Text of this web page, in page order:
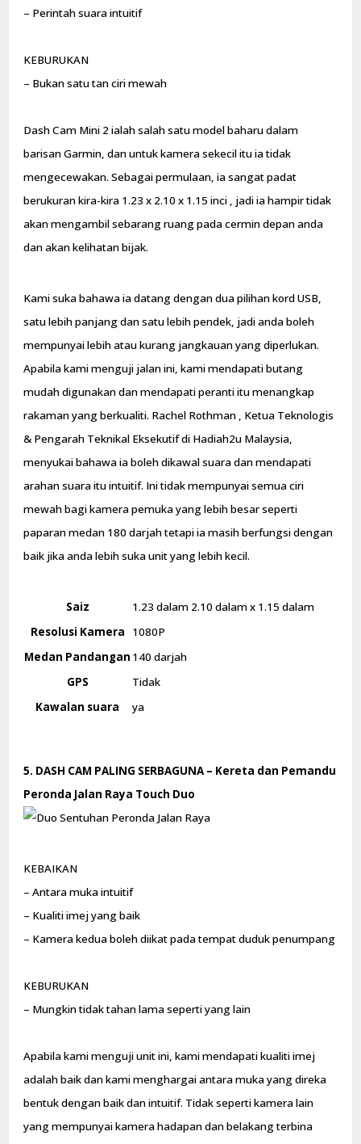
– Perintah suara intuitif
KEBURUKAN
– Bukan satu tan ciri mewah
Dash Cam Mini 2 ialah salah satu model baharu dalam
barisan Garmin, dan untuk kamera sekecil itu ia tidak
mengecewakan. Sebagai permulaan, ia sangat padat
berukuran kira-kira 1.23 x 2.10 x 1.15 inci , jadi ia hampir tidak
akan mengambil sebarang ruang pada cermin depan anda
dan akan kelihatan bijak.
Kami suka bahawa ia datang dengan dua pilihan kord USB,
satu lebih panjang dan satu lebih pendek, jadi anda boleh
mempunyai lebih atau kurang jangkauan yang diperlukan.
Apabila kami menguji jalan ini, kami mendapati butang
mudah digunakan dan mendapati peranti itu menangkap
rakaman yang berkualiti. Rachel Rothman , Ketua Teknologis
& Pengarah Teknikal Eksekutif di Hadiah2u Malaysia,
menyukai bahawa ia boleh dikawal suara dan mendapati
arahan suara itu intuitif. Ini tidak mempunyai semua ciri
mewah bagi kamera pemuka yang lebih besar seperti
paparan medan 180 darjah tetapi ia masih berfungsi dengan
baik jika anda lebih suka unit yang lebih kecil.
Saiz
1.23 dalam 2.10 dalam x 1.15 dalam
Resolusi Kamera
1080P
Medan Pandangan 140 darjah
GPS
Tidak
Kawalan suara
ya
5. DASH CAM PALING SERBAGUNA – Kereta dan Pemandu
Peronda Jalan Raya Touch Duo
KEBAIKAN
– Antara muka intuitif
– Kualiti imej yang baik
– Kamera kedua boleh diikat pada tempat duduk penumpang
KEBURUKAN
– Mungkin tidak tahan lama seperti yang lain
Apabila kami menguji unit ini, kami mendapati kualiti imej
adalah baik dan kami menghargai antara muka yang direka
bentuk dengan baik dan intuitif. Tidak seperti kamera lain
yang mempunyai kamera hadapan dan belakang terbina